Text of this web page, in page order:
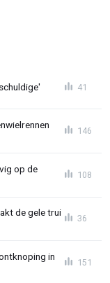
41
146
op de
108
de gele trui
36
in
151